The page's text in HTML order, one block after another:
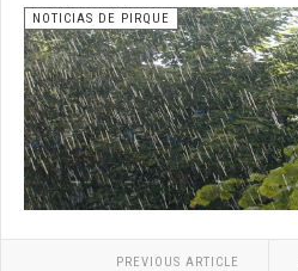
NOTICIAS DE PIRQUE
PREVIOUS ARTICLE